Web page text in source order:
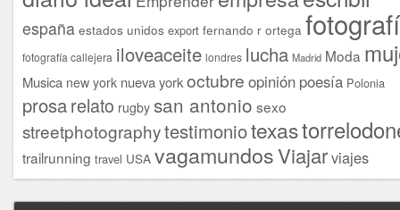
españa estados unidos export fernando r ortega
fotografía callejera iloveaceite londres lucha Madrid Moda
Musica new york nueva yorkoctubre opinión poesía Polonia
prosarelato rugby san antonio sexo
streetphotographytestimoniotexas
trailrunning travel USA vagamundosViajarviajes